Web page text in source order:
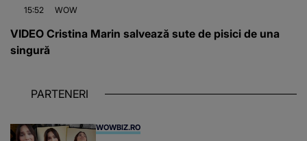
15:52 WOW
VIDEO Cristina Marin salvează sute de pisici de una
singură
PARTENERI
WOWBIZ.RO